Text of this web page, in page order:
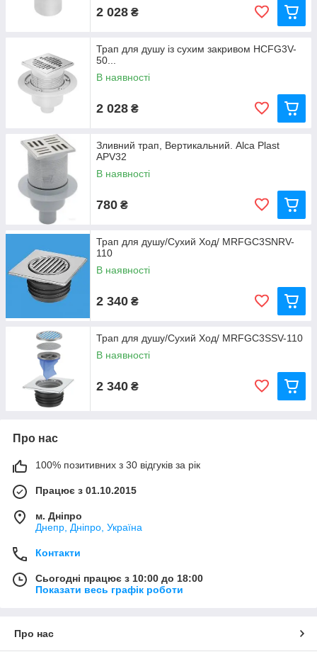
2 028 ₴
Трап для душу із сухим закривом HCFG3V-
50...
В наявності
2 028 ₴
Зливний трап, Вертикальний. Alca Plast
APV32
В наявності
780 ₴
Трап для душу/Сухий Ход/ MRFGC3SNRV-
110
В наявності
2 340 ₴
Трап для душу/Сухий Ход/ MRFGC3SSV-110
В наявності
2 340 ₴
Про нас
100% позитивних з 30 відгуків за рік
Працює з 01.10.2015
м. Дніпро
Днепр, Дніпро, Україна
Контакти
Сьогодні працює з 10:00 до 18:00
Показати весь графік роботи
Про нас